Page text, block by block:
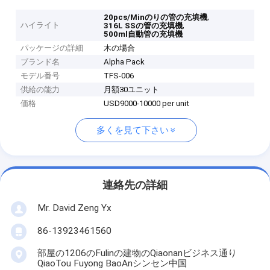
ハイライト
20pcs/Minのりの管の充填機,
316L SSの管の充填機,
500ml自動管の充填機
パッケージの詳細
木の場合
ブランド名
Alpha Pack
モデル番号
TFS-006
供給の能力
月額30ユニット
価格
USD9000-10000 per unit
多くを見て下さい
連絡先の詳細
Mr. David Zeng Yx
86-13923461560
部屋の1206のFulinの建物のQiaonanビジネス通り
QiaoTou Fuyong BaoAnシンセン中国